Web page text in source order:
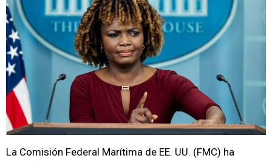
La Comisión Federal Marítima de EE. UU. (FMC) ha